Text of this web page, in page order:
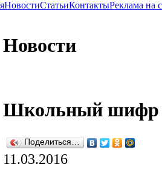
НовостиСтатьиКонтактыРеклама на
Новости
Школьный шифр
Поделиться…
11.03.2016